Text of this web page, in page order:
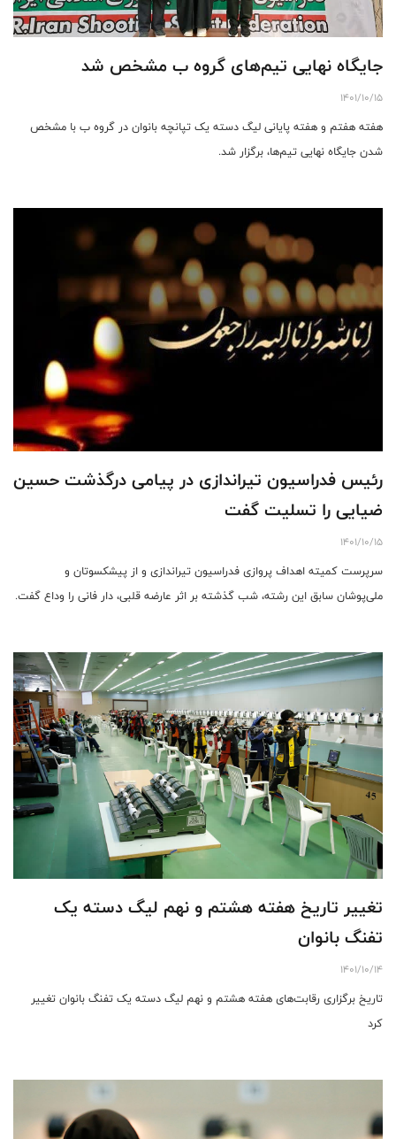
جایگاه نهایی تیم‌های گروه ب مشخص شد
1401/10/15
هفته هفتم و هفته پایانی لیگ دسته یک تپانچه بانوان در گروه ب با مشخص
شدن جایگاه نهایی تیم‌ها، برگزار شد.
رئیس فدراسیون تیراندازی در پیامی درگذشت حسین
ضیایی را تسلیت گفت
1401/10/15
سرپرست کمیته اهداف پروازی فدراسیون تیراندازی و از پیشکسوتان و
ملی‌پوشان سابق این رشته، شب گذشته بر اثر عارضه قلبی، دار فانی را وداع گفت.
تغییر تاریخ هفته هشتم و نهم لیگ دسته یک
تفنگ بانوان
1401/10/14
تاریخ برگزاری رقابت‌های هفته هشتم و نهم لیگ دسته یک تفنگ بانوان تغییر
کرد